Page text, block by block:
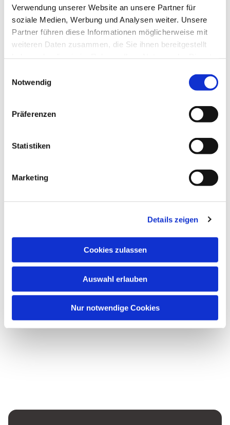
Verwendung unserer Website an unsere Partner für
soziale Medien, Werbung und Analysen weiter. Unsere
Partner führen diese Informationen möglicherweise mit
weiteren Daten zusammen, die Sie ihnen bereitgestellt
Notwendig
Präferenzen
Statistiken
Marketing
Details zeigen
Cookies zulassen
Auswahl erlauben
Nur notwendige Cookies
© KI generiertes Bild (Canva) von Till Jansen
Freitag, 11. Juni 2027, 18:00 Uhr
Markuskirche, Richard-Wagner-Str.
6, 34121 Kassel